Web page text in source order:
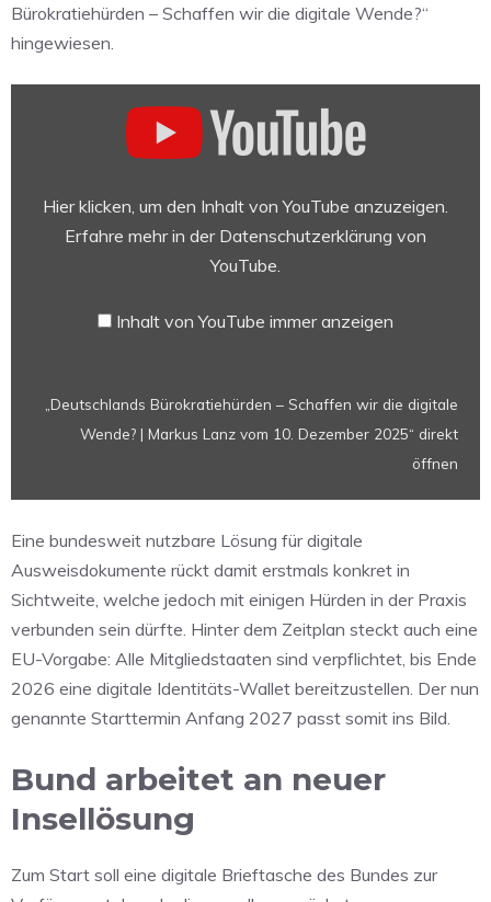
Bürokratiehürden – Schaffen wir die digitale Wende?“
hingewiesen.
Bürokratiehürden
Dezember
anzeigen
Hier klicken, um den Inhalt von YouTube anzuzeigen.
Erfahre mehr in der Datenschutzerklärung von
YouTube
Inhalt von YouTube immer anzeigen
„Deutschlands Bürokratiehürden – Schaffen wir die digitale
Wende? | Markus Lanz vom 10. Dezember 2025“ direkt
öffnen
Eine bundesweit nutzbare Lösung für digitale
Ausweisdokumente rückt damit erstmals konkret in
Sichtweite, welche jedoch mit einigen Hürden in der Praxis
verbunden sein dürfte. Hinter dem Zeitplan steckt auch eine
EU-Vorgabe: Alle Mitgliedstaaten sind verpflichtet, bis Ende
2026 eine digitale Identitäts-Wallet bereitzustellen. Der nun
genannte Starttermin Anfang 2027 passt somit ins Bild.
Bund arbeitet an neuer
Insellösung
Zum Start soll eine digitale Brieftasche des Bundes zur